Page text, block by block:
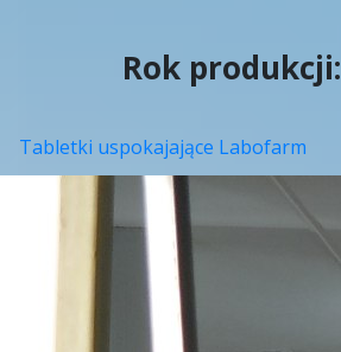
Rok produkcji:
Tabletki uspokajające Labofarm